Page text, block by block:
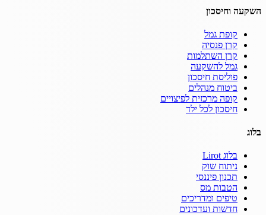
השקעה וחיסכון
קופת גמל
קרן פנסיה
קרן השתלמות
גמל להשקעה
פוליסת חיסכון
ביטוח מנהלים
קופה מרכזית לפיצויים
חיסכון לכל ילד
בלוג
בלוג Lirot
ניתוח שוק
תכנון פיננסי
הטבות מס
טיפים ומדריכים
חדשות ועדכונים